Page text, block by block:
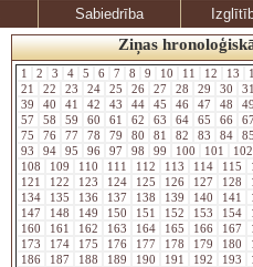
Sabiedrība
Ziņas
1 2 3 4 5 6 7 8 9 10 11 12 13
21
22 23 24 25 26 27 28 29 30 31
39
40 41 42 43 44 45 46 47 48 49
57
58 59 60 61 62 63 64 65 66
75
76 77 78 79 80 81 82 83 84 85
93
94 95 96 97 98 99 100 101 102
108
109 110 111 112 113 114 115
121
122 123 124 125 126 127 128
134
135 136 137 138 139 140 141
147
148 149 150 151 152 153 154
160
161 162 163 164 165 166 167
173
174 175 176 177 178 179 180
186
187 188 189 190 191 192 193